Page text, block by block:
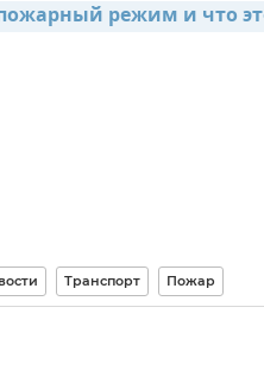
режим и что
Транспорт Пожар